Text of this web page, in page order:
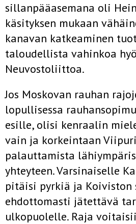
sillanpääasemana oli
käsityksen mukaan
kanavan katkeaminen
taloudellista vahinkoa
Neuvostoliittoa.
Jos Moskovan rauhan
lopullisessa
esille, olisi kenraalin
vain ja korkeintaan
palauttamista
yhteyteen. Varsinaiselle
pitäisi pyrkiä ja Koiviston
ehdottomasti jätettävä
ulkopuolelle. Raja